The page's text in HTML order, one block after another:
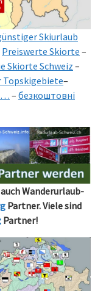
Skiurlaub
Preiswerte Skiorte –
Skiorte Schweiz–
Topskigebiete–
… – безкоштовні
Wanderurlaub-
Partner. Viele sind
Partner!